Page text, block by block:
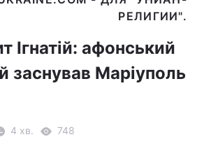
Ігнатій: афонський
заснував Маріуполь
4 хв. 748